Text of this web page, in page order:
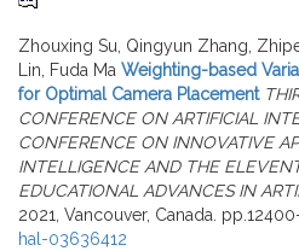
Zhouxing Su, Qingyun Zhang,
Lin, Fuda Ma Weighting-based
for Optimal Camera Placement
CONFERENCE ON ARTIFICIAL
CONFERENCE ON INNOVATIVE
INTELLIGENCE AND THE
EDUCATIONAL ADVANCES IN
2021, Vancouver, Canada.
hal-03636412